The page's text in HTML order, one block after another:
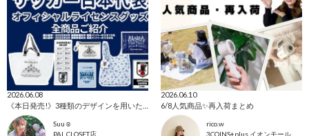
2026.06.08
Suu☺︎
PAL CLOSET店
2026.06.10
6/8人気商品✨再入荷まとめ
rico.w